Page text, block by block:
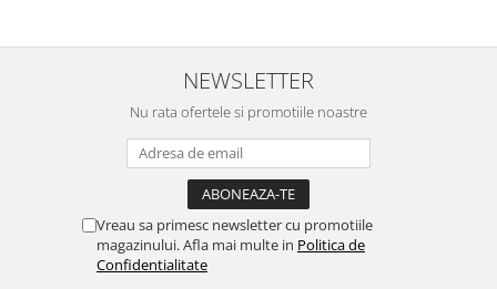
NEWSLETTER
Nu rata ofertele si promotiile noastre
Vreau sa primesc newsletter cu promotiile
magazinului. Afla mai multe in Politica de
Confidentialitate